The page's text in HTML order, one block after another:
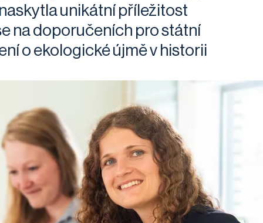
unikátní příležitost
na doporučeních pro státní
o ekologické újmě v historii